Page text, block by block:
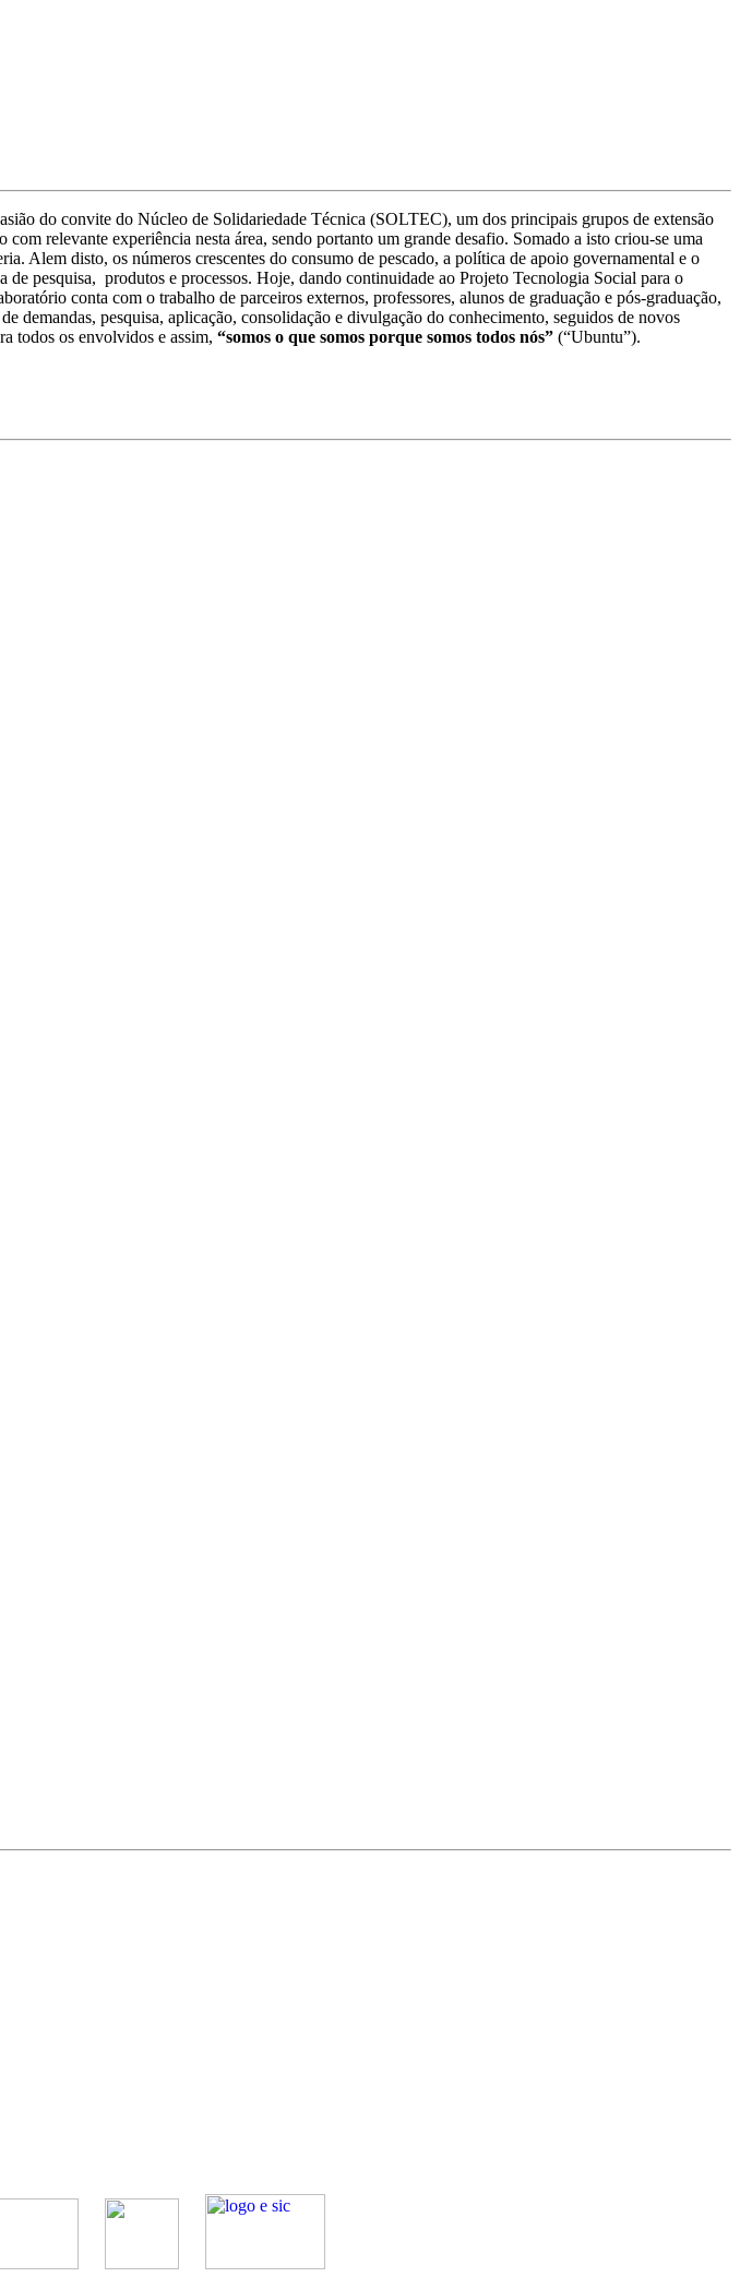
do convite do Núcleo de Solidariedade Técnica (SOLTEC), um dos principais grupos de extensão
relevante experiência nesta área, sendo portanto um grande desafio. Somado a isto criou-se uma
Alem disto, os números crescentes do consumo de pescado, a política de apoio governamental e o
pesquisa, produtos e processos. Hoje, dando continuidade ao Projeto Tecnologia Social para o
conta com o trabalho de parceiros externos, professores, alunos de graduação e pós-graduação,
demandas, pesquisa, aplicação, consolidação e divulgação do conhecimento, seguidos de novos
todos os envolvidos e assim, “somos o que somos porque somos todos nós” (“Ubuntu”).